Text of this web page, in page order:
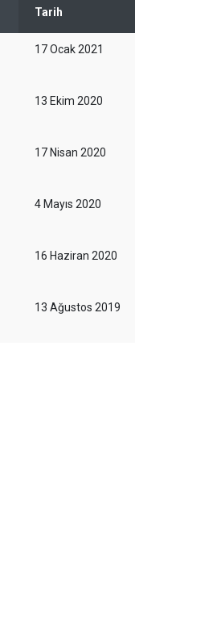
Tarih
17 Ocak 2021
13 Ekim 2020
17 Nisan 2020
4 Mayıs 2020
16 Haziran 2020
13 Ağustos 2019